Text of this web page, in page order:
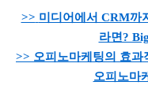
>> 미디어에서 CRM까
라면?
>> 오피노마케팅의 효과
오피노마